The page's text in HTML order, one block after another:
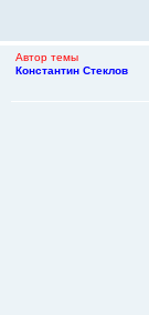
Автор темы
Константин Стеклов